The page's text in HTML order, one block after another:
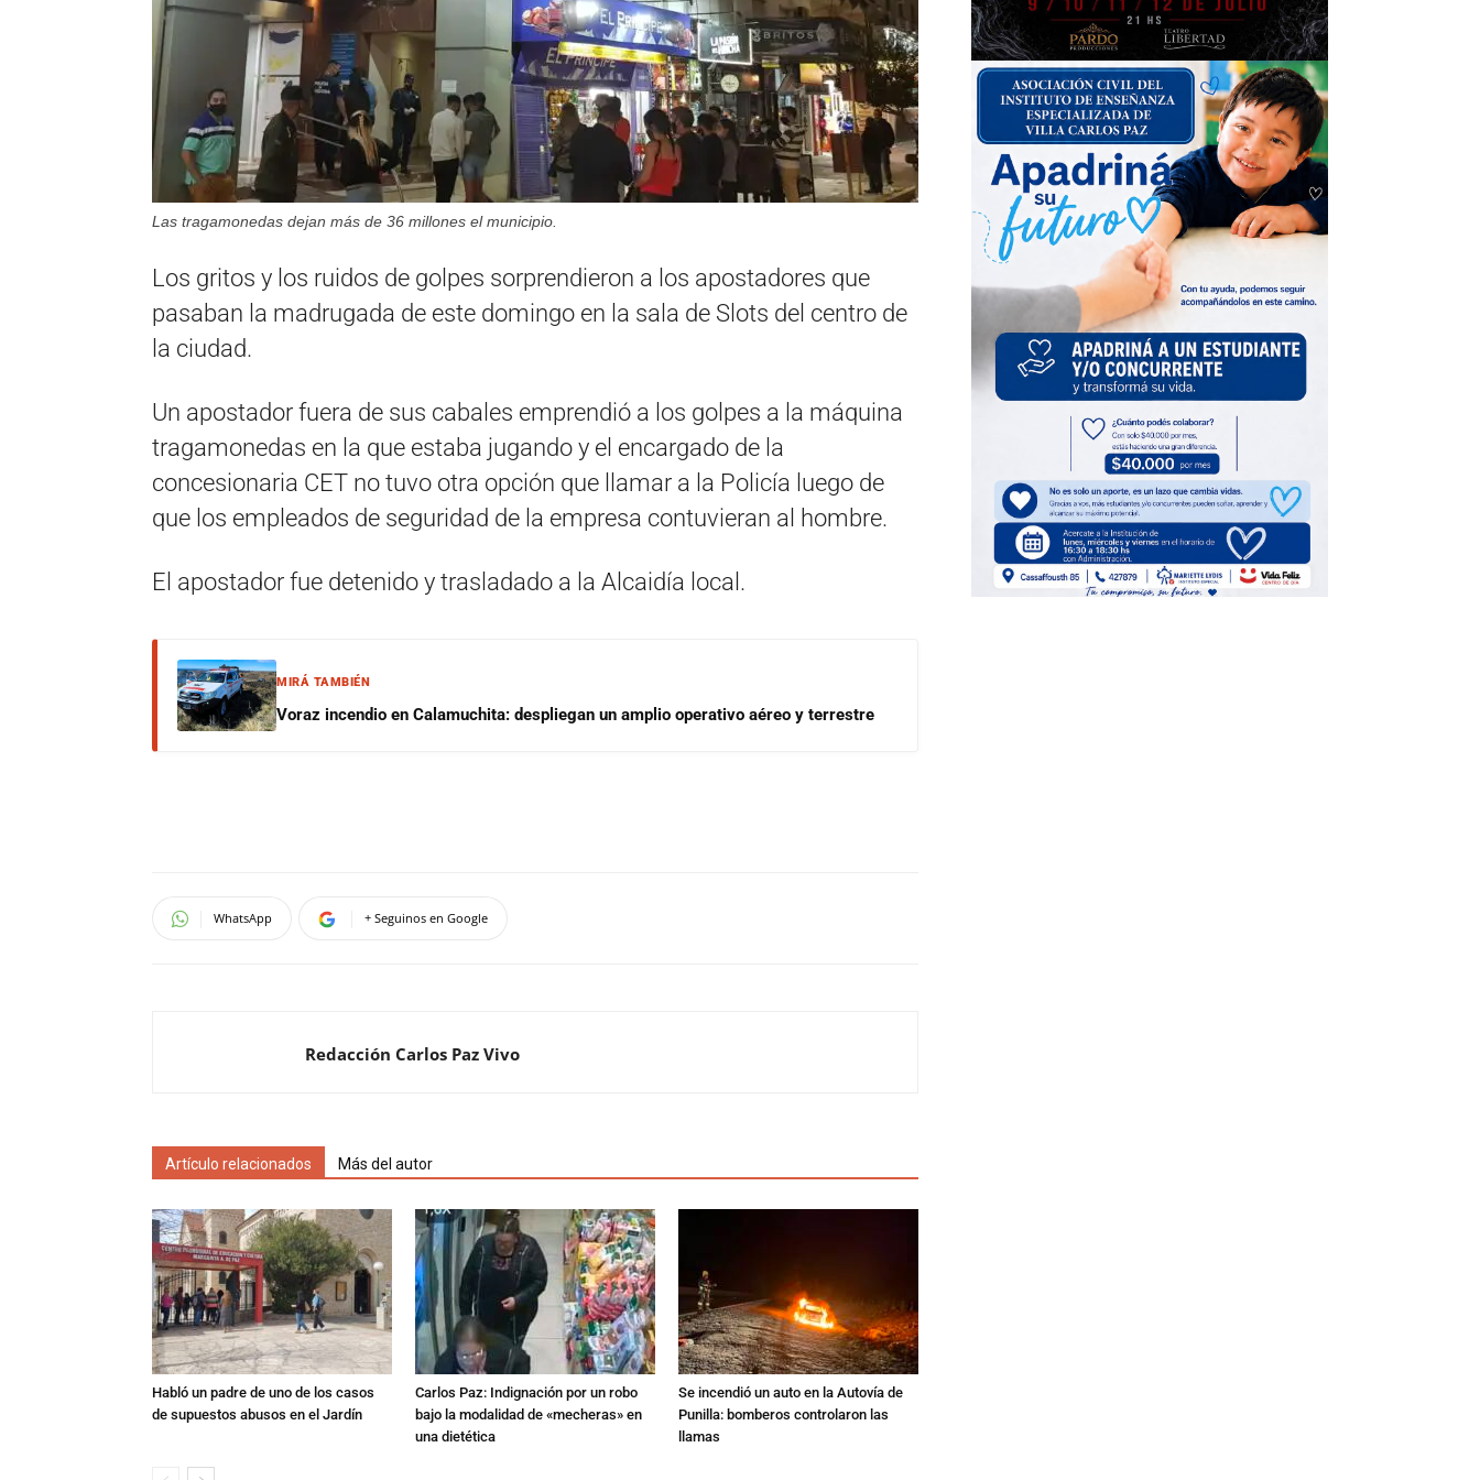
Las tragamonedas dejan más de 36 millones el municipio.
Los gritos y los ruidos de golpes sorprendieron a los apostadores que
pasaban la madrugada de este domingo en la sala de Slots del centro de
la ciudad.
Un apostador fuera de sus cabales emprendió a los golpes a la máquina
tragamonedas en la que estaba jugando y el encargado de la
concesionaria CET no tuvo otra opción que llamar a la Policía luego de
que los empleados de seguridad de la empresa contuvieran al hombre.
El apostador fue detenido y trasladado a la Alcaidía local.
MIRÁ TAMBIÉN
Voraz incendio en Calamuchita: despliegan un amplio operativo aéreo y terrestre
WhatsApp + Seguinos en Google
Redacción Carlos Paz Vivo
Artículo relacionados Más del autor
Habló un padre de uno de los casos
de supuestos abusos en el Jardín
Carlos Paz: Indignación por un robo
bajo la modalidad de «mecheras» en
una dietética
Se incendió un auto en la Autovía de
Punilla: bomberos controlaron las
llamas